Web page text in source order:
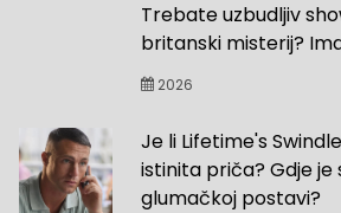
Trebate uzbudljiv
britanski misterij?
2026
Je li Lifetime's
istinita priča? Gdje je
glumačkoj postavi?